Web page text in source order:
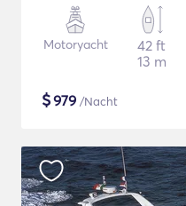
Motoryacht
42 ft
13 m
$979 /Nacht